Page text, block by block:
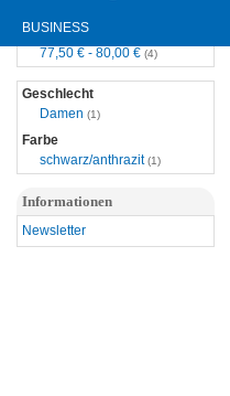
BUSINESS
Preisspanne
77,50 € - 80,00 € (4)
Geschlecht
Damen (1)
Farbe
schwarz/anthrazit(1)
Informationen
Newsletter